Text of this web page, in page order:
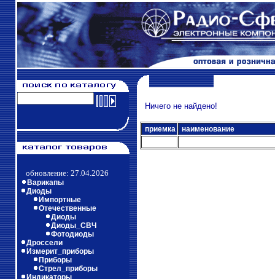
обновление: 27.04.2026
Варикапы
Диоды
Импортные
Отечественные
Диоды
Диоды_СВЧ
Фотодиоды
Дроссели
Измерит_приборы
Приборы
Стрел_приборы
Индикаторы
Ничего не найдено!
приемка наименование